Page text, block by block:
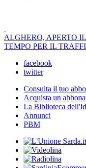
ALGHERO, APERTO
TEMPO PER IL
facebook
twitter
Consulta il tuo
Acquista un
La Biblioteca
Annunci
PBM